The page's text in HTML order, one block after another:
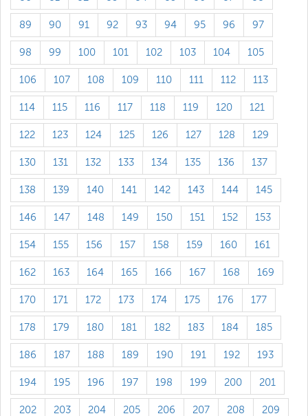
89 90 91 92 93 94 95 96 97
98 99 100 101 102 103 104 105
106 107 108 109 110 111 112 113
114 115 116 117 118 119 120 121
122 123 124 125 126 127 128 129
130 131 132 133 134 135 136 137
138 139 140 141 142 143 144 145
146 147 148 149 150 151 152 153
154 155 156 157 158 159 160 161
162 163 164 165 166 167 168 169
170 171 172 173 174 175 176 177
178 179 180 181 182 183 184 185
186 187 188 189 190 191 192 193
194 195 196 197 198 199 200 201
202 203 204 205 206 207 208 209